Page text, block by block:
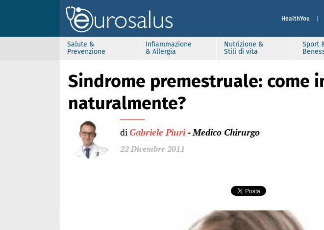
HealthYou
Salute &
Prevenzione
Infiammazione
& Allergia
Nutrizione &
Stili di vita
Sport
Sindrome premestruale: come
naturalmente?
di Gabriele Piuri - Medico Chirurgo
22 Dicembre 2011